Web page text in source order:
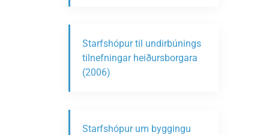
Starfshópur til undirbúnings
tilnefningar heiðursborgara
(2006)
Starfshópur um byggingu